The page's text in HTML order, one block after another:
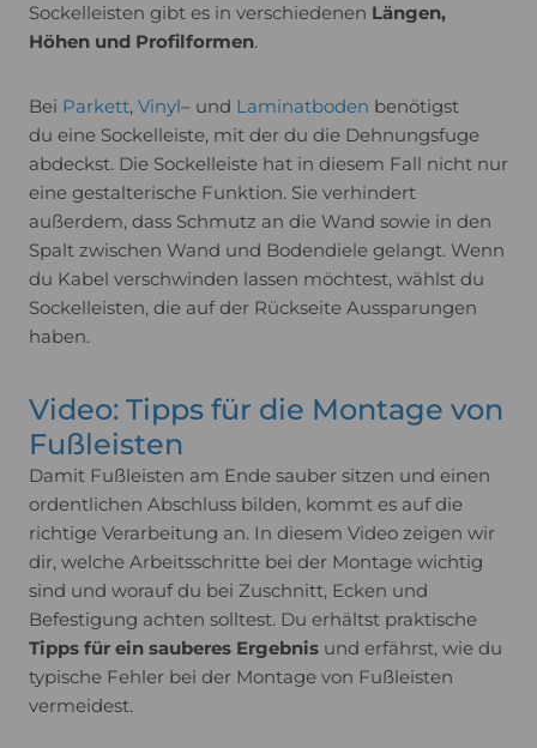
Sockelleisten gibt es in verschiedenen Längen,
Höhen und Profilformen.
Bei Parkett, Vinyl– und Laminatboden benötigst
du eine Sockelleiste, mit der du die Dehnungsfuge
abdeckst. Die Sockelleiste hat in diesem Fall nicht nur
eine gestalterische Funktion. Sie verhindert
außerdem, dass Schmutz an die Wand sowie in den
Spalt zwischen Wand und Bodendiele gelangt. Wenn
du Kabel verschwinden lassen möchtest, wählst du
Sockelleisten, die auf der Rückseite Aussparungen
haben.
Video: Tipps für die Montage von
Fußleisten
Damit Fußleisten am Ende sauber sitzen und einen
ordentlichen Abschluss bilden, kommt es auf die
richtige Verarbeitung an. In diesem Video zeigen wir
dir, welche Arbeitsschritte bei der Montage wichtig
sind und worauf du bei Zuschnitt, Ecken und
Befestigung achten solltest. Du erhältst praktische
Tipps für ein sauberes Ergebnis und erfährst, wie du
typische Fehler bei der Montage von Fußleisten
vermeidest.